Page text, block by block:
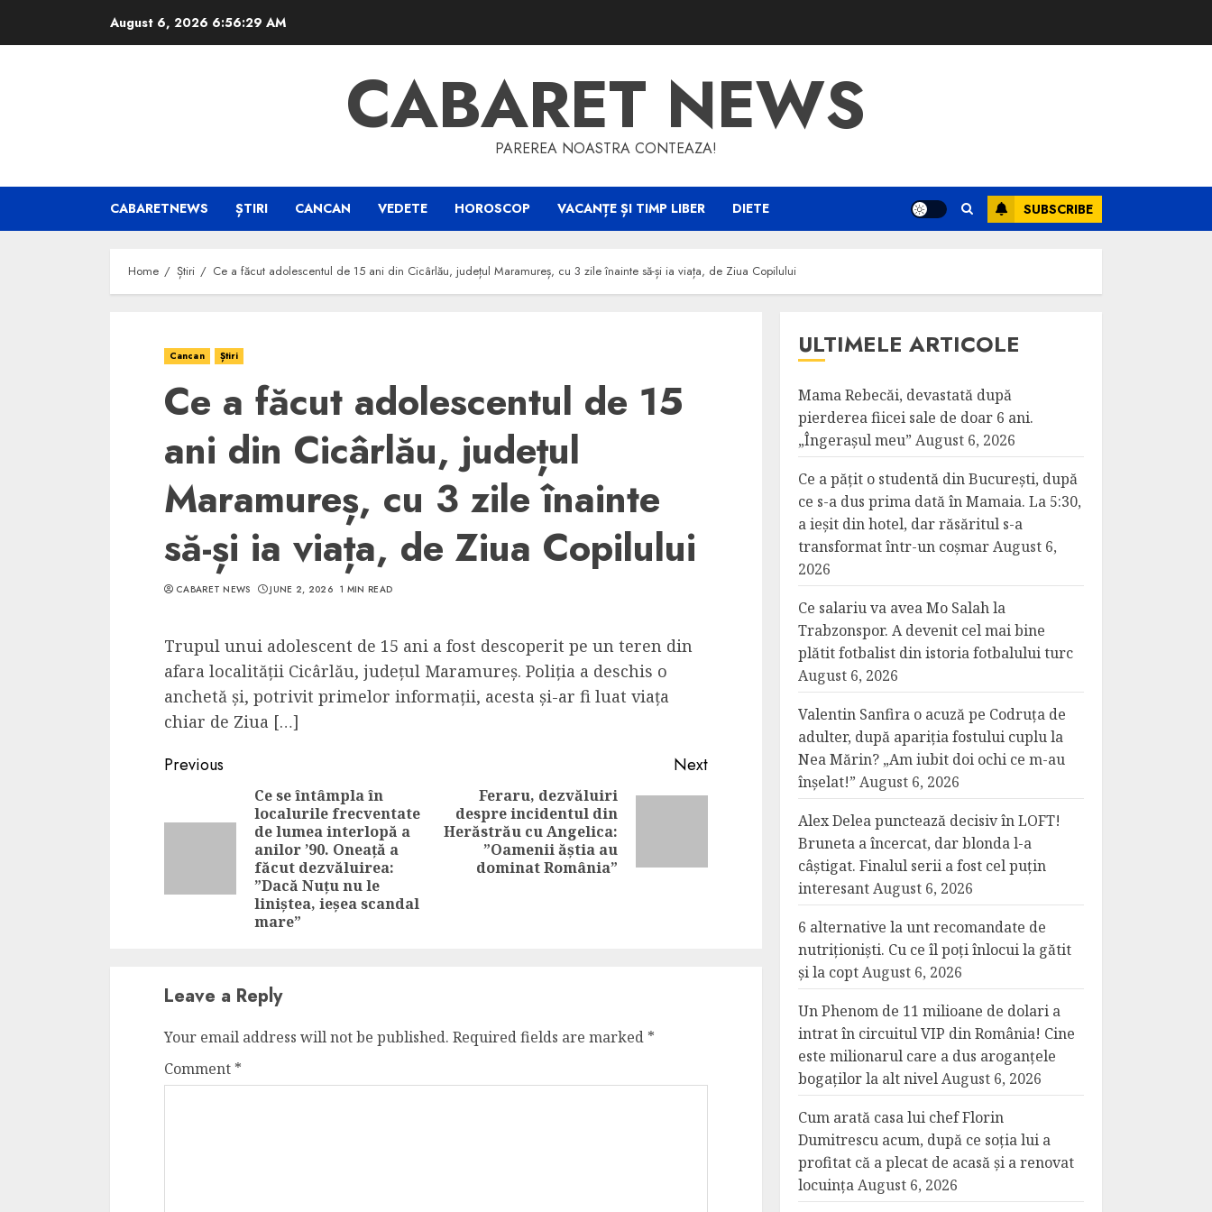
August 6, 2026 6:56:30 AM
CABARET NEWS
PAREREA NOASTRA CONTEAZA!
CABARETNEWS ȘTIRI CANCAN VEDETE HOROSCOP VACANȚE ȘI TIMP LIBER DIETE SUBSCRIBE
Home Știri Ce a făcut adolescentul de 15 ani din Cicârlău, județul Maramureș, cu 3 zile înainte să-și ia viața, de Ziua Copilului
Cancan Știri
Ce a făcut adolescentul de 15
ani din Cicârlău, județul
Maramureș, cu 3 zile înainte
să-și ia viața, de Ziua Copilului
CABARET NEWS JUNE 2, 2026 1 MIN READ
Trupul unui adolescent de 15 ani a fost descoperit pe un teren din
afara localității Cicârlău, județul Maramureș. Poliția a deschis o
anchetă și, potrivit primelor informații, acesta și-ar fi luat viața
chiar de Ziua […]
Continue
Reading
Previous
Previous
Ce se întâmpla în
localurile frecventate
de lumea interlopă a
anilor ’90. Oneață a
făcut dezvăluirea:
”Dacă Nuțu nu le
liniștea, ieșea scandal
mare”
Next
Next
Feraru, dezvăluiri
despre incidentul din
Herăstrău cu Angelica:
”Oamenii ăștia au
dominat România”
Leave a Reply
Your email address will not be published. Required fields are marked *
Comment *
ULTIMELE ARTICOLE
Mama Rebecăi, devastată după
pierderea fiicei sale de doar 6 ani.
„Îngerașul meu” August 6, 2026
Ce a pățit o studentă din București, după
ce s-a dus prima dată în Mamaia. La 5:30,
a ieșit din hotel, dar răsăritul s-a
transformat într-un coșmarAugust 6,
2026
Ce salariu va avea Mo Salah la
Trabzonspor. A devenit cel mai bine
plătit fotbalist din istoria fotbalului turc
August 6, 2026
Valentin Sanfira o acuză pe Codruța de
adulter, după apariția fostului cuplu la
Nea Mărin? „Am iubit doi ochi ce m-au
înșelat!” August 6, 2026
Alex Delea punctează decisiv în LOFT!
Bruneta a încercat, dar blonda l-a
câștigat. Finalul serii a fost cel puțin
interesantAugust 6, 2026
6 alternative la unt recomandate de
nutriționiști. Cu ce îl poți înlocui la gătit
și la coptAugust 6, 2026
Un Phenom de 11 milioane de dolari a
intrat în circuitul VIP din România! Cine
este milionarul care a dus aroganțele
bogaților la alt nivelAugust 6, 2026
Cum arată casa lui chef Florin
Dumitrescu acum, după ce soția lui a
profitat că a plecat de acasă și a renovat
locuințaAugust 6, 2026